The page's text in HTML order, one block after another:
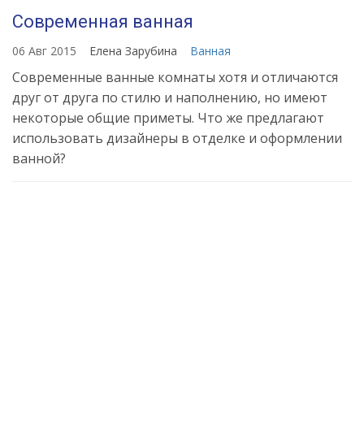
Современная ванная
06 Авг 2015 Елена Зарубина Ванная
Современные ванные комнаты хотя и отличаются
друг от друга по стилю и наполнению, но имеют
некоторые общие приметы. Что же предлагают
использовать дизайнеры в отделке и оформлении
ванной?